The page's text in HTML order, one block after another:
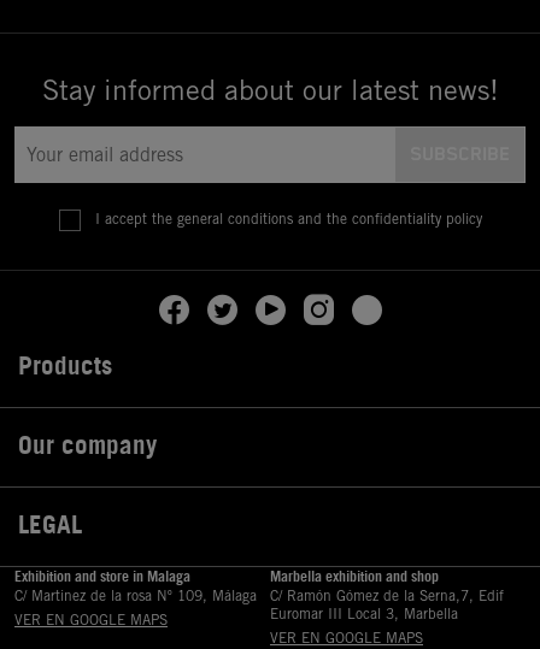
Stay informed about our latest news!
I accept the general conditions and the confidentiality policy
Products
Our company
LEGAL
Exhibition and store in Malaga
C/ Martinez de la rosa Nº 109, Málaga
VER EN GOOGLE MAPS
Marbella exhibition and shop
C/ Ramón Gómez de la Serna,7, Edif
Euromar III Local 3, Marbella
VER EN GOOGLE MAPS